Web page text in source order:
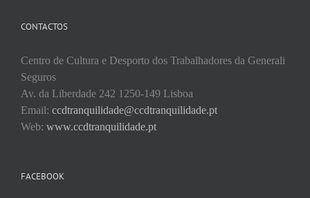
CONTACTOS
Centro de Cultura e Desporto dos Trabalhadores da Generali
Seguros
Av. da Liberdade 242 1250-149 Lisboa
Email: ccdtranquilidade@ccdtranquilidade.pt
Web: www.ccdtranquilidade.pt
FACEBOOK